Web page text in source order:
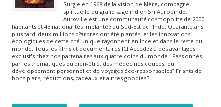
Surgie en 1968 de la vision de Mère, compagne
spirituelle du grand sage indien Sri Aurobindo,
Auroville est une communauté cosmopolite de 2000
habitants et 43 nationalités implantée au Sud-Est de l’Inde. Quarante ans
plus tard, deux millions d?arbres ont été plantés, et les innovations
écologiques de cette cité unique rayonnent en Inde et dans le reste du
monde. Tous les films et documentaires ICI Accédez à des avantages
exclusifs chez nos partenaires aux quatre coins du monde ! Passionnés
par les thématiques du bien-être, des médecines douces, du
développement personnel et de voyages éco-responsables? Friants de
bons plans, réductions, cadeaux et autres goodies ?